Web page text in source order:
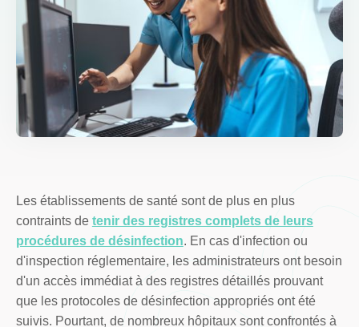
Les établissements de santé sont de plus en plus
contraints de tenir des registres complets de leurs
procédures de désinfection. En cas d'infection ou
d'inspection réglementaire, les administrateurs ont besoin
d'un accès immédiat à des registres détaillés prouvant
que les protocoles de désinfection appropriés ont été
suivis. Pourtant, de nombreux hôpitaux sont confrontés à